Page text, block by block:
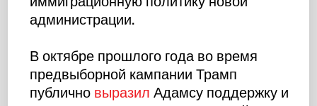
администрации.
В октябре прошлого года во время
предвыборной кампании Трамп
публично выразил Адамсу поддержку и